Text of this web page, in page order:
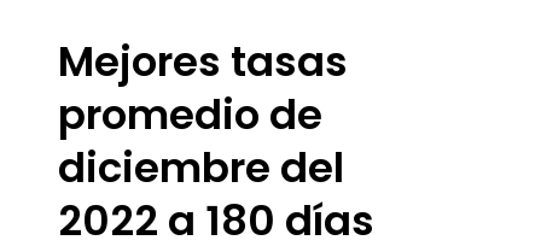
Mejores tasas
promedio de
diciembre del
2022 a 180 días